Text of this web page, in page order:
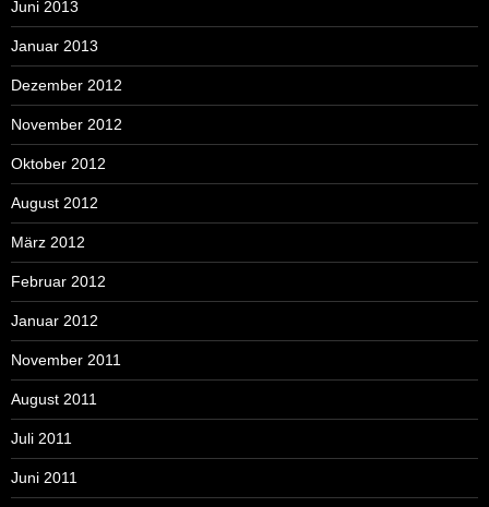
Juni 2013
Januar 2013
Dezember 2012
November 2012
Oktober 2012
August 2012
März 2012
Februar 2012
Januar 2012
November 2011
August 2011
Juli 2011
Juni 2011